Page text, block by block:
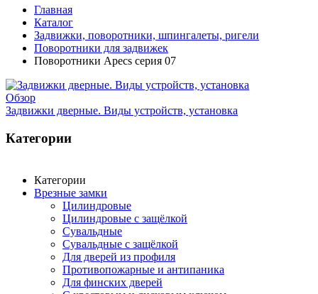
Главная
Каталог
Задвижки, поворотники, шпингалеты, ригели
Поворотники для задвижек
Поворотники Apecs серия 07
Обзор
Задвижки дверные. Виды устройств, установка
Категории
Категории
Врезные замки
Цилиндровые
Цилиндровые с защёлкой
Сувальдные
Сувальдные с защёлкой
Для дверей из профиля
Противопожарные и антипаника
Для финских дверей